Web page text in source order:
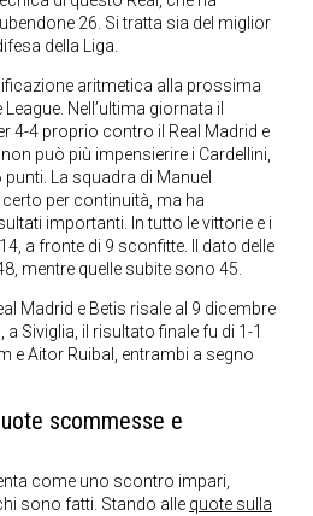
26. Si tratta sia del miglior
della Liga.
aritmetica alla prossima
Nell’ultima giornata il
4-4 proprio contro il Real Madrid e
può più impensierire i Cardellini,
La squadra di Manuel
per continuità, ma ha
importanti. In tutto le vittorie e i
a fronte di 9 sconfitte. Il dato delle
mentre quelle subite sono 45.
Madrid e Betis risale al 9 dicembre
a Siviglia, il risultato finale fu di 1-1
e Aitor Ruibal, entrambi a segno
scommesse e
come uno scontro impari,
sono fatti. Stando alle quote sulla